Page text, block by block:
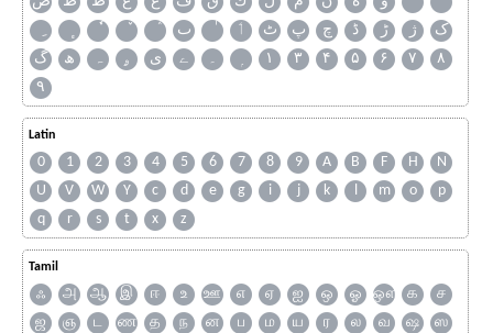
ٮ
ٲ ٹ پ چ ڈ ڑ ژ
ک
گ
ھ ہ ۄ ی ے ۔ ۱ ۳ ۴ ۵ ۶ ۷
۸
۹
Latin
0 1 2 3 4 5 6 7 8 9 A B F H
N
U
V W Y c d e g i j k l m o
p
q
r s t x z
Tamil
ஃ அ ஆ இ ஈ உ ஊ எ ஏ ஐ ஒ ஓ ஔ க
ச
ஜ
ஞ ட ண த ந ன ப ம ய ர ல வ ஷ
ஸ